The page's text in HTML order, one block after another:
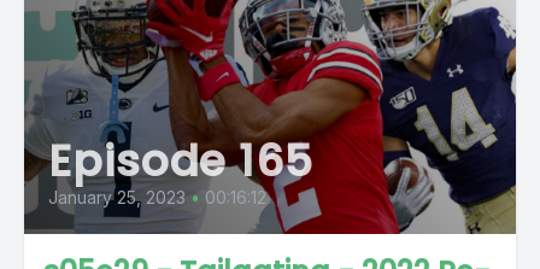
Episode 165
January 25, 2023 • 00:16:12